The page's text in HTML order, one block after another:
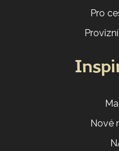
Pro
Nové